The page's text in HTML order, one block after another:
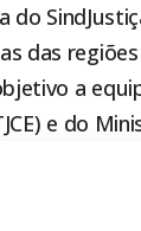
das
a
e do